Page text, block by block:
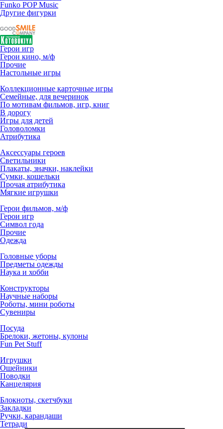
Funko POP Music
Другие фигурки
Герои игр
Герои кино, м/ф
Прочие
Настольные игры
Коллекционные карточные игры
Семейные, для вечеринок
По мотивам фильмов, игр, книг
В дорогу
Игры для детей
Головоломки
Атрибутика
Аксессуары героев
Светильники
Плакаты, значки, наклейки
Сумки, кошельки
Прочая атрибутика
Мягкие игрушки
Герои фильмов, м/ф
Герои игр
Символ года
Прочие
Одежда
Головные уборы
Предметы одежды
Наука и хобби
Конструкторы
Научные наборы
Роботы, мини роботы
Сувениры
Посуда
Брелоки, жетоны, кулоны
Fun Pet Stuff
Игрушки
Ошейники
Поводки
Канцелярия
Блокноты, скетчбуки
Закладки
Ручки, карандаши
Тетради